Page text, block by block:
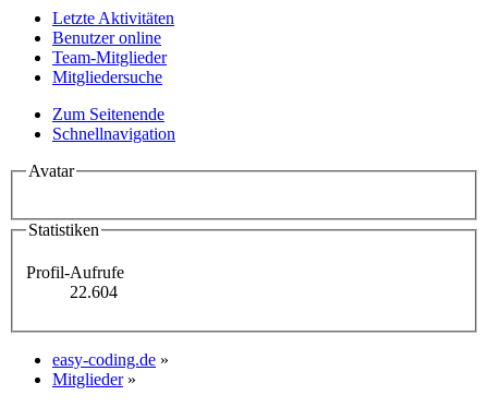
Letzte Aktivitäten
Benutzer online
Team-Mitglieder
Mitgliedersuche
Zum Seitenende
Schnellnavigation
Avatar
Statistiken
Profil-Aufrufe
22.604
easy-coding.de »
Mitglieder »